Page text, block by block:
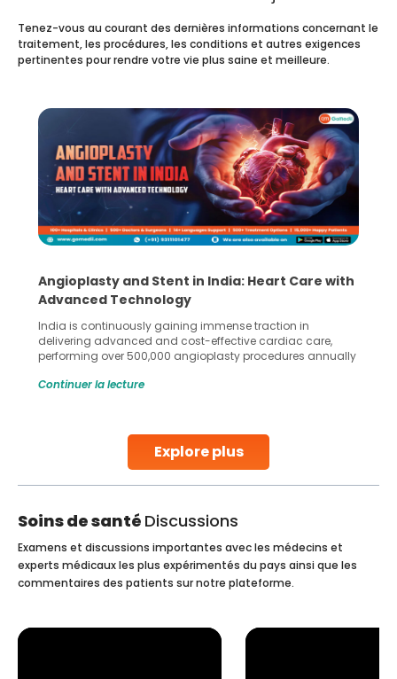
Explore plus
Tenez-vous au courant des dernières informations concernant le
traitement, les procédures, les conditions et autres exigences
pertinentes pour rendre votre vie plus saine et meilleure.
Angioplasty and Stent in India: Heart Care with
Advanced Technology
India is continuously gaining immense traction in
delivering advanced and cost-effective cardiac care,
performing over 500,000 angioplasty procedures annually
globe are searching for treatments like angioplasty and
Studies, such as one published
Continuer la lecture
Soins de santé Discussions
Examens et discussions importantes avec les médecins et
experts médicaux les plus expérimentés du pays ainsi que les
commentaires des patients sur notre plateforme.